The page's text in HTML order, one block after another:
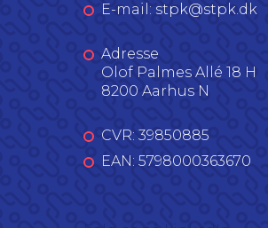
E-mail: stpk@stpk.dk
Adresse
Olof Palmes Allé 18 H
8200 Aarhus N
CVR: 39850885
EAN: 5798000363670